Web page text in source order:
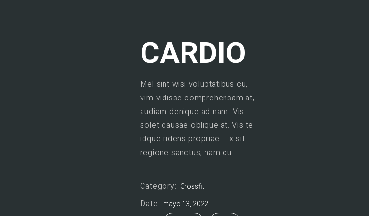
CARDIO
Mel sint wisi voluptatibus cu,
vim vidisse comprehensam at,
audiam denique ad nam. Vis
solet causae oblique at. Vis te
idque ridens propriae. Ex sit
regione sanctus, nam cu.
Category: Crossfit
Date: mayo 13, 2022